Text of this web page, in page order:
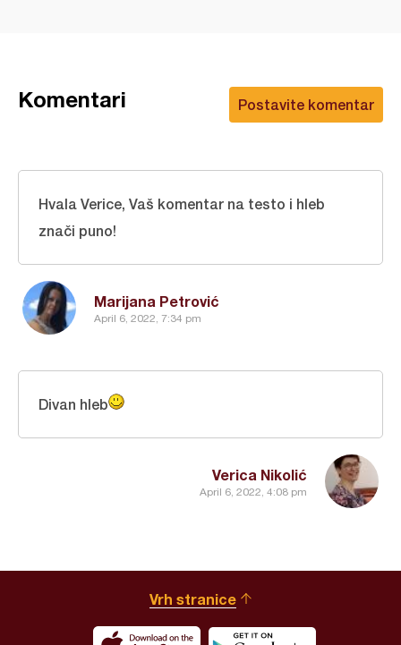
Postavite komentar
Komentari
Marijana Petrović
April 6, 2022, 7:34 pm
Hvala Verice, Vaš komentar na testo i hleb
znači puno!
Verica Nikolić
April 6, 2022, 4:08 pm
Divan hleb
Vrh stranice